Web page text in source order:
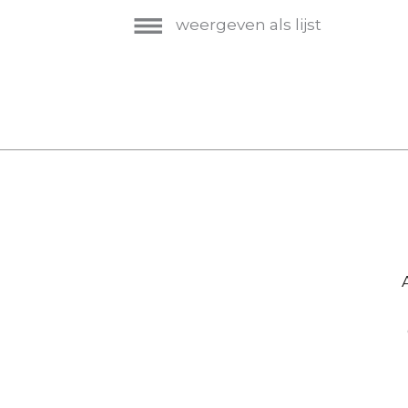
weergeven als lijst